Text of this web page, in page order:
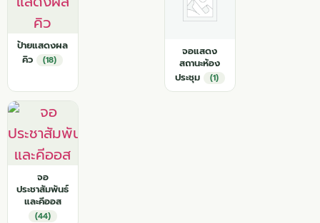
ป้ายแสดงผล
คิว
(18)
จอแสดง
สถานะห้อง
ประชุม
(1)
จอ
ประชาสัมพันธ์
และคีออส
(44)